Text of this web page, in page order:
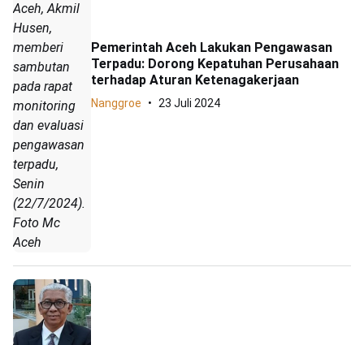
Aceh, Akmil
Husen,
memberi
sambutan
pada rapat
monitoring
dan evaluasi
pengawasan
terpadu,
Senin
(22/7/2024).
Foto Mc
Aceh
Pemerintah Aceh Lakukan Pengawasan
Terpadu: Dorong Kepatuhan Perusahaan
terhadap Aturan Ketenagakerjaan
Nanggroe 23 Juli 2024